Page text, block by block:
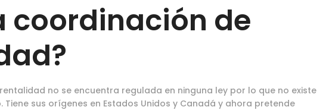
coordinación de
no se encuentra regulada en ninguna ley por lo que no existe
sus orígenes en Estados Unidos y Canadá y ahora pretende